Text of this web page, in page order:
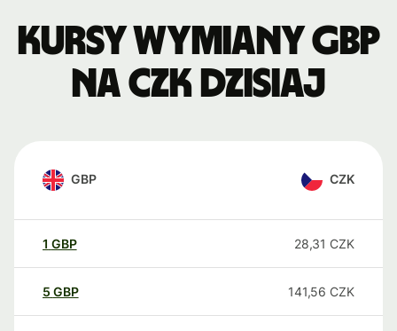
Kursy wymiany GBP
na CZK dzisiaj
GBP CZK
1 GBP 28,31 CZK
5 GBP 141,56 CZK